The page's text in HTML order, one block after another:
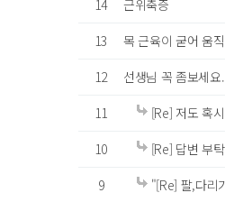
14
근위축증
13
목 근육이 굳어 움
12
선생님 꼭 좀보세
11
[Re] 저도 혹
10
[Re] 답변 부
9
"[Re] 팔,다리